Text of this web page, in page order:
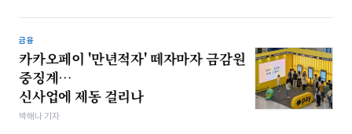
금융
카카오페이 '만년적자' 떼자마자 금감원
중징계…
신사업에 제동 걸리나
박해나 기자